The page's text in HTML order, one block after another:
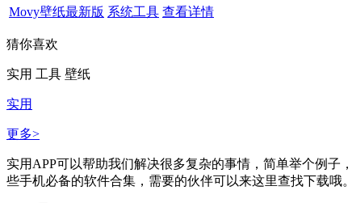
Movy壁纸最新版 系统工具 查看详情
猜你喜欢
实用 工具 壁纸
实用
更多>
实用APP可以帮助我们解决很多复杂的事情，简单举个例子
些手机必备的软件合集，需要的伙伴可以来这里查找下载哦